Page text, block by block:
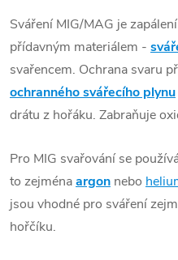
Sváření MIG/MAG je
přídavným materiálem -
svařencem. Ochrana svaru
ochranného svářecího plynu
drátu z hořáku. Zabraňuje
Pro MIG svařování se
to zejménaargon nebo
jsou vhodné pro sváření
hořčíku.